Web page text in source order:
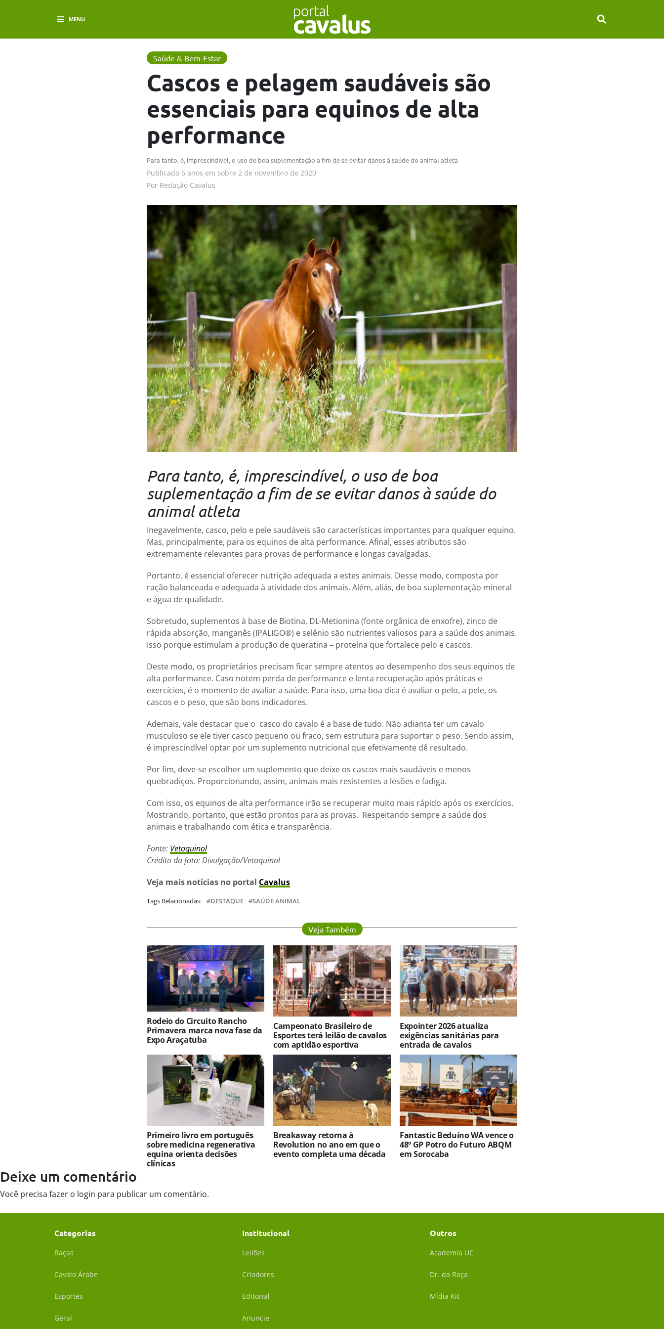
MENU
Saúde & Bem-Estar
Cascos e pelagem saudáveis são
essenciais para equinos de alta
performance
Para tanto, é, imprescindível, o uso de boa suplementação a fim de se evitar danos à saúde do animal atleta
Publicado 6 anos em sobre 2 de novembro de 2020
Por Redação Cavalus
Para tanto, é, imprescindível, o uso de boa
suplementação a fim de se evitar danos à saúde do
animal atleta
Inegavelmente, casco, pelo e pele saudáveis são características importantes para qualquer equino.
Mas, principalmente, para os equinos de alta performance. Afinal, esses atributos são
extremamente relevantes para provas de performance e longas cavalgadas.
Portanto, é essencial oferecer nutrição adequada a estes animais. Desse modo, composta por
ração balanceada e adequada à atividade dos animais. Além, aliás, de boa suplementação mineral
e água de qualidade.
Sobretudo, suplementos à base de Biotina, DL-Metionina (fonte orgânica de enxofre), zinco de
rápida absorção, manganês (IPALIGO®) e selênio são nutrientes valiosos para a saúde dos animais.
Isso porque estimulam a produção de queratina – proteína que fortalece pelo e cascos.
Deste modo, os proprietários precisam ficar sempre atentos ao desempenho dos seus equinos de
alta performance. Caso notem perda de performance e lenta recuperação após práticas e
exercícios, é o momento de avaliar a saúde. Para isso, uma boa dica é avaliar o pelo, a pele, os
cascos e o peso, que são bons indicadores.
Ademais, vale destacar que o casco do cavalo é a base de tudo. Não adianta ter um cavalo
musculoso se ele tiver casco pequeno ou fraco, sem estrutura para suportar o peso. Sendo assim,
é imprescindível optar por um suplemento nutricional que efetivamente dê resultado.
Por fim, deve-se escolher um suplemento que deixe os cascos mais saudáveis e menos
quebradiços. Proporcionando, assim, animais mais resistentes a lesões e fadiga.
Com isso, os equinos de alta performance irão se recuperar muito mais rápido após os exercícios.
Mostrando, portanto, que estão prontos para as provas. Respeitando sempre a saúde dos
animais e trabalhando com ética e transparência.
Fonte: Vetoquinol
Crédito da foto: Divulgação/Vetoquinol
Veja mais notícias no portal Cavalus
Tags Relacionadas: DESTAQUE SAÚDE ANIMAL
Veja Também
Rodeio do Circuito Rancho
Primavera marca nova fase da
Expo Araçatuba
Campeonato Brasileiro de
Esportes terá leilão de cavalos
com aptidão esportiva
Expointer 2026 atualiza
exigências sanitárias para
entrada de cavalos
Primeiro livro em português
sobre medicina regenerativa
equina orienta decisões
clínicas
Breakaway retorna à
Revolution no ano em que o
evento completa uma década
Fantastic Beduíno WA vence o
48º GP Potro do Futuro ABQM
em Sorocaba
Deixe um comentário
Você precisa fazer o login para publicar um comentário.
Categorias
Raças
Cavalo Árabe
Esportes
Geral
Institucional
Leilões
Criadores
Editorial
Anuncie
Outros
Academia UC
Dr. da Roça
Mídia Kit